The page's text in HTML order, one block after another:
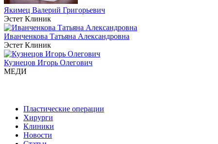
Якимец Валерий Григорьевич
Эстет Клиник
Иванченкова Татьяна Александровна
Эстет Клиник
Кузнецов Игорь Олегович
МЕДИ
Пластические операции
Хирурги
Клиники
Новости